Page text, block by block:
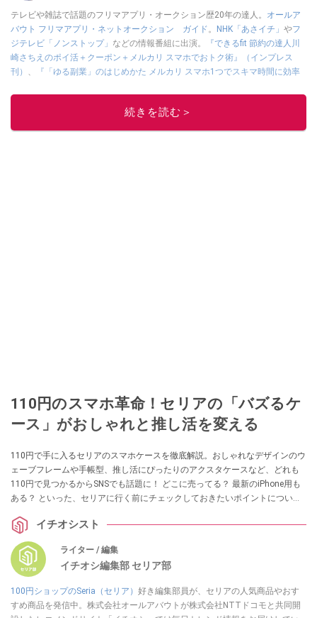
テレビや雑誌で話題のフリマアプリ・オークション歴20年の達人。 オールア
バウト フリマアプリ・ネットオークション ガイド 。 NHK「あさイチ」 やフ
ジテレビ「ノンストップ」 などの情報番組に出演。
『できるfit 節約の達人川
崎さちえのポイ活＋クーポン＋メルカリ スマホでおトク術』（インプレス
刊）
『「ゆる副業」のはじめかた メルカリ スマホ1つでスキマ時間に効率
ぜ日記」
■経歴：2003年、夫が子育てをするために、突然会社を辞める。翌月からの
給料が０円になり、家にいながら、しかも空いた時間でできるオークション
続きを読む＞
110円のスマホ革命！セリアの「バズるケ
ース」がおしゃれと推し活を変える
110円で手に入るセリアのスマホケースを徹底解説。おしゃれなデザインのウ
ェーブフレームや手帳型、推し活にぴったりのアクスタケースなど、どれも
110円で見つかるからSNSでも話題に！ どこに売ってる？ 最新のiPhone用も
ある？ といった、セリアに行く前にチェックしておきたいポイントについて
イチオシスト
ライター / 編集
イチオシ編集部 セリア部
100円ショップのSeria（セリア） 好き編集部員が、セリアの人気商品やおす
すめ商品を発信中。株式会社オールアバウトが株式会社NTTドコモと共同開